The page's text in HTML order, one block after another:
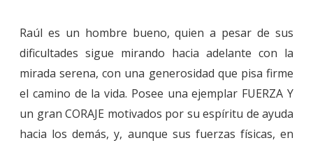
Raúl es un hombre bueno, quien a pesar de sus
dificultades sigue mirando hacia adelante con la
mirada serena, con una generosidad que pisa firme
el camino de la vida. Posee una ejemplar FUERZA Y
un gran CORAJE motivados por su espíritu de ayuda
hacia los demás, y, aunque sus fuerzas físicas, en